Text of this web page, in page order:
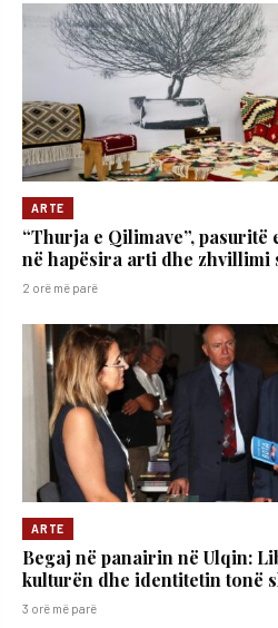
ARTE
“Thurja e Qilimave”,
në hapësira arti dhe zhvillimi
2 orë më parë
ARTE
Begaj në panairin në Ulqin:
kulturën dhe identitetin tonë
3 orë më parë